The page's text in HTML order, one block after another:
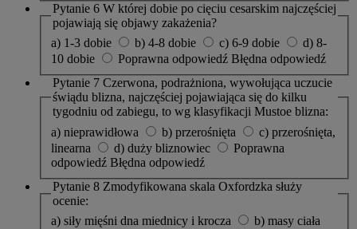
Pytanie 6 W której dobie po cięciu cesarskim najczęściej
pojawiają się objawy zakażenia?
a) 1-3 dobie
b) 4-8 dobie c) 6-9 dobie
d) 8-
10 dobie
Poprawna odpowiedź Błędna odpowiedź
Pytanie 7 Czerwona, podrażniona, wywołująca uczucie
świądu blizna, najczęściej pojawiająca się do kilku
tygodniu od zabiegu, to wg klasyfikacji Mustoe blizna:
a) nieprawidłowa
b) przerośnięta
c) przerośnięta,
linearna
d) duży bliznowiec
Poprawna
odpowiedź Błędna odpowiedź
Pytanie 8 Zmodyfikowana skala Oxfordzka służy
ocenie:
a) siły mięśni dna miednicy i krocza
b) masy ciała